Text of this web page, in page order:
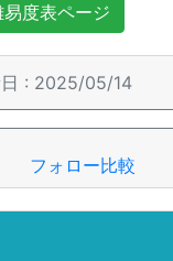
易度表ページ
: 2025/05/14
フォロー比較